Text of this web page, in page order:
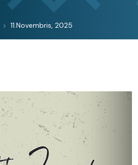
11.Novembris, 2025